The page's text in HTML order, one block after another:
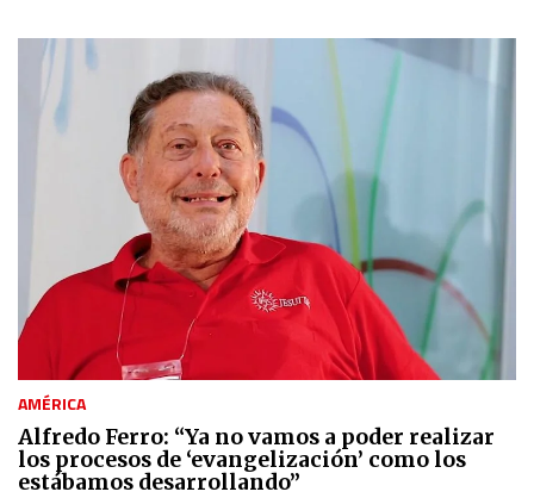
AMÉRICA
Alfredo Ferro: “Ya no vamos a poder realizar
los procesos de ‘evangelización’ como los
estábamos desarrollando”